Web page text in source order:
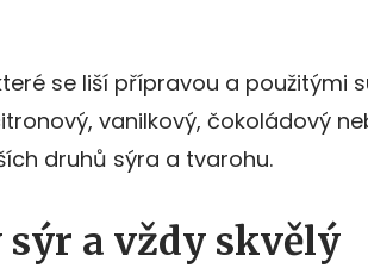
se liší přípravou a použitými
vanilkový, čokoládový
druhů sýra a tvarohu.
a vždy skvělý